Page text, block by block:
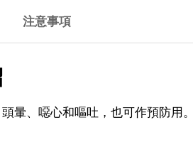
注意事項
暈、噁心和嘔吐，也可作預防用。